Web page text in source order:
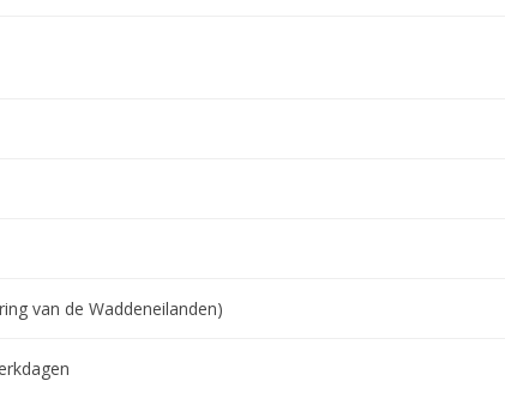
van de Waddeneilanden)